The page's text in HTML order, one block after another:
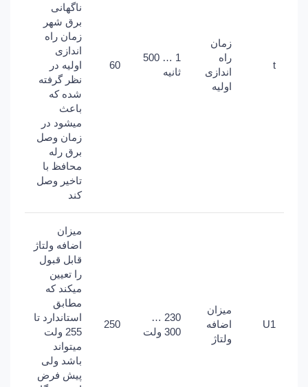
t
زمان
راه
اندازی
اولیه
1 … 500
ثانیه
60
ناگهانی
برق شهر
زمان راه
اندازی
اولیه در
نظر گرفته
شده که
باعث
میشود در
زمان وصل
برق رله
محافظ با
تاخیر وصل
کند
U1
میزان
اضافه
ولتاژ
230 …
300 ولت
250
میزان
اضافه ولتاژ
قابل قبول
را تعیین
میکند که
مطابق
استاندارد تا
255 ولت
میتواند
باشد ولی
پیش فرض